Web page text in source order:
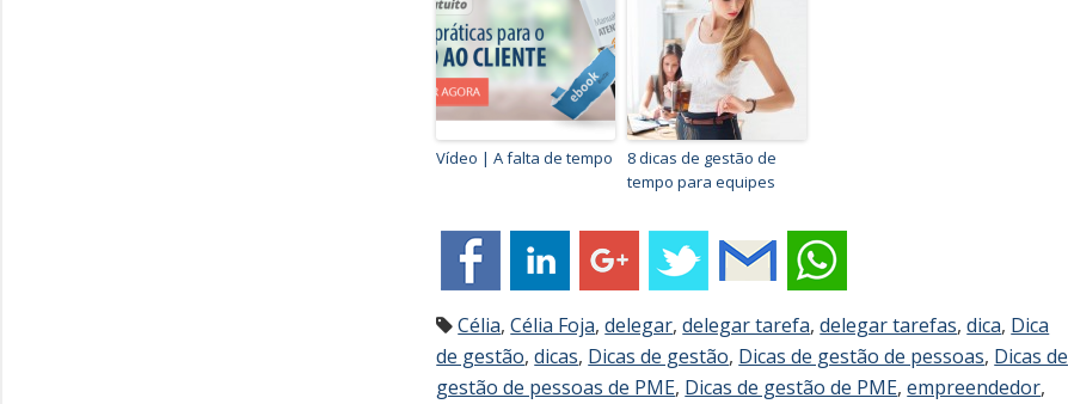
Vídeo | A falta de tempo
8 dicas de gestão de
tempo para equipes
Célia,Célia Foja,delegar,delegar tarefa,delegar tarefas,dica, Dica
de gestão,dicas, Dicas de gestão, Dicas de gestão de pessoas, Dicas de
gestão de pessoas de PME, Dicas de gestão de PME,empreendedor,